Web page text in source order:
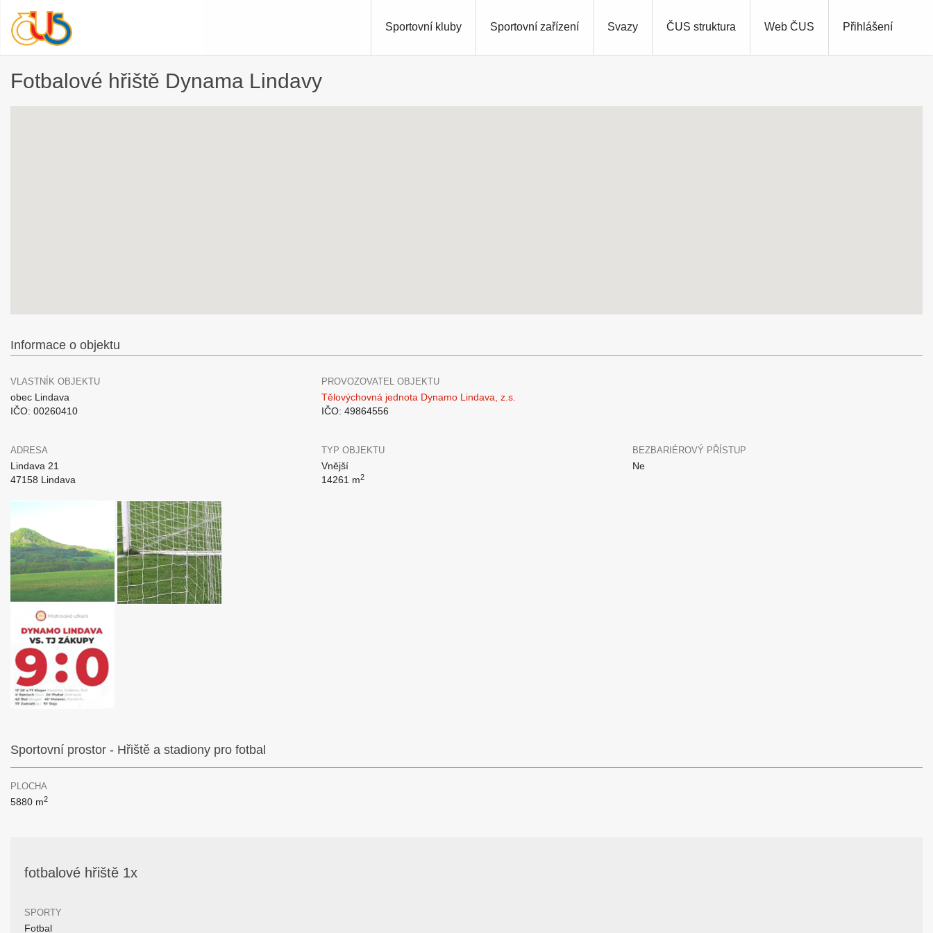
Přihlášení
Sportovní kluby Sportovní zařízení Svazy ČUS struktura Web ČUS
Fotbalové hřiště Dynama Lindavy
Informace o objektu
VLASTNÍK OBJEKTU
obec Lindava
IČO: 00260410
PROVOZOVATEL OBJEKTU
Tělovýchovná jednota Dynamo Lindava, z.s.
IČO: 49864556
ADRESA
Lindava 21
47158 Lindava
TYP OBJEKTU
Vnější
14261 m2
BEZBARIÉROVÝ PŘÍSTUP
Ne
Sportovní prostor - Hřiště a stadiony pro fotbal
PLOCHA
5880 m2
fotbalové hřiště 1x
SPORTY
Fotbal